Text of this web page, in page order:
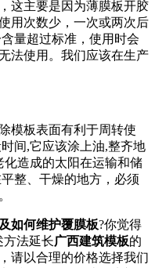
这主要是因为薄膜板开胶
用次数少，一次或两次后
量超过标准，使用时会
法使用。我们应该在生产
模板表面有利于周转使
间,它应该涂上油,整齐地
造成的太阳在运输和储
整、干燥的地方，必须
如何维护覆膜板?你觉得
方法延长广西建筑模板的
请以合理的价格选择我们